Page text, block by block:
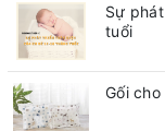
Sự
tuổi
Gối cho